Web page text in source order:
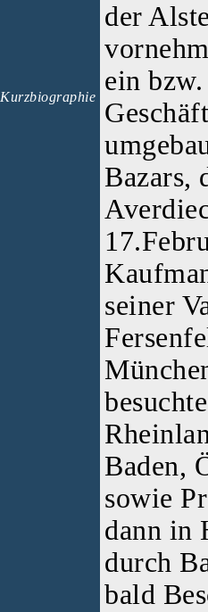
Kurzbiographie
der
ein
Bazars,
seiner
Baden,
sowie
dann in
durch
bald